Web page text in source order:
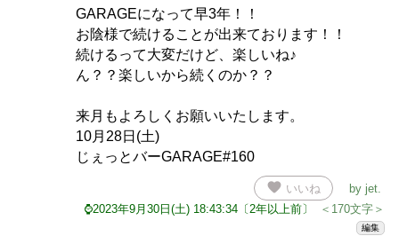
GARAGEになって早3年！！
お陰様で続けることが出来ております！！
続けるって大変だけど、楽しいね♪
ん？？楽しいから続くのか？？
来月もよろしくお願いいたします。
10月28日(土)
じぇっとバーGARAGE#160
favorite いいね by jet
⌚2023年9月30日(土) 18:43:34〔2年以上前〕
＜170文字＞
編集